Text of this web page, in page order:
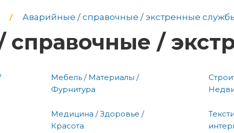
Аварийные / справочные / экстренные
/
Мебель / Материалы /
Фурнитура
Медицина / Здоровье /
Красота